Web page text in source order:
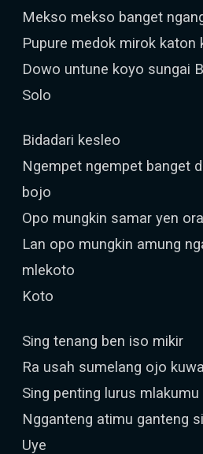
Mekso mekso banget
Pupure medok mirok katon
Dowo untune koyo sungai
Solo
Bidadari kesleo
Ngempet ngempet banget
bojo
Opo mungkin samar yen
Lan opo mungkin amung
mlekoto
Koto
Sing tenang ben iso mikir
Ra usah sumelang ojo
Sing penting lurus mlakumu
Ngganteng atimu ganteng
Uye